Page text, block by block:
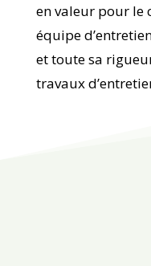
en valeur pour le
équipe
et toute sa
travaux